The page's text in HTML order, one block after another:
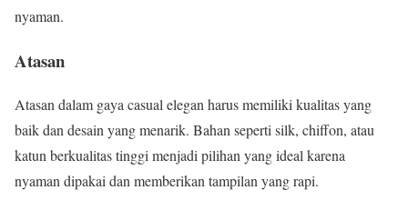
nyaman.
Atasan
Atasan dalam gaya casual elegan harus memiliki kualitas yang
baik dan desain yang menarik. Bahan seperti silk, chiffon, atau
katun berkualitas tinggi menjadi pilihan yang ideal karena
nyaman dipakai dan memberikan tampilan yang rapi.